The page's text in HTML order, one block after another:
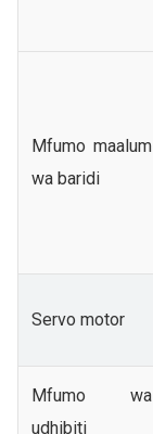
Mfumo maalum
wa baridi
Servo motor
Mfumo wa
udhibiti